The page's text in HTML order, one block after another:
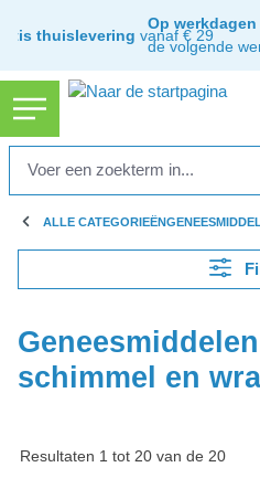
thuislevering vanaf € 29
Op
de volgende
ALLE CATEGORIEËN
schimmel en
Resultaten 1 tot 20 van de 20